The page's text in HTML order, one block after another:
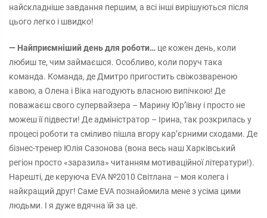
найскладніше завдання першим, а всі інші вирішуються після
цього легко і швидко!
— Найприємніший день для роботи… це кожен день, коли
любиш те, чим займаєшся. Особливо, коли поруч така
команда. Команда, де Дмитро пригостить свіжозвареною
кавою, а Олена і Віка нагодують власною випічкою! Де
поважаєш свого супервайзера – Марину Юр’ївну і просто не
можеш її підвести! Де адміністратор – Ірина, так розкрилась у
процесі роботи та сміливо пішла вгору кар’єрними сходами. Де
бізнес-тренер Юлія Сазонова (вона весь наш Харківський
регіон просто «заразила» читанням мотиваційної літератури!).
Нарешті, де керуюча EVA №2010 Світлана – моя колега і
найкращий друг! Саме EVA познайомила мене з усіма цими
людьми. І я дуже вдячна їй за це.